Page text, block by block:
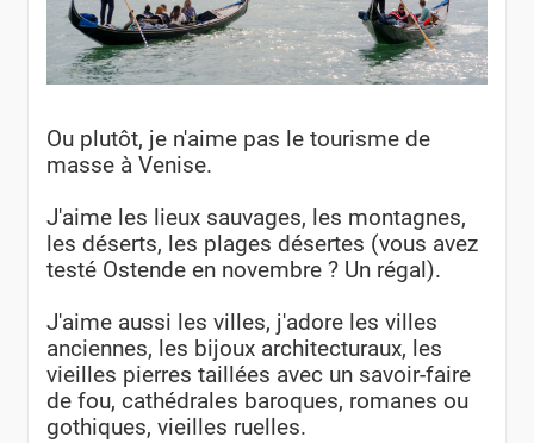
Ou plutôt, je n'aime pas le tourisme de
masse à Venise.
J'aime les lieux sauvages, les montagnes,
les déserts, les plages désertes (vous avez
testé Ostende en novembre ? Un régal).
J'aime aussi les villes, j'adore les villes
anciennes, les bijoux architecturaux, les
vieilles pierres taillées avec un savoir-faire
de fou, cathédrales baroques, romanes ou
gothiques, vieilles ruelles.